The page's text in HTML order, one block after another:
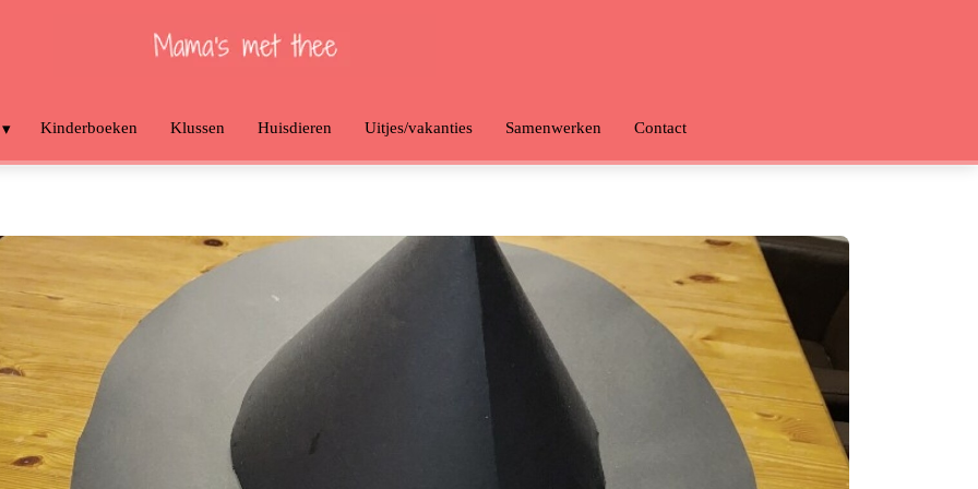
Kinderboeken Klussen Huisdieren Uitjes/vakanties Samenwerken Contact